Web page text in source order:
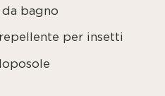
bagno
per insetti